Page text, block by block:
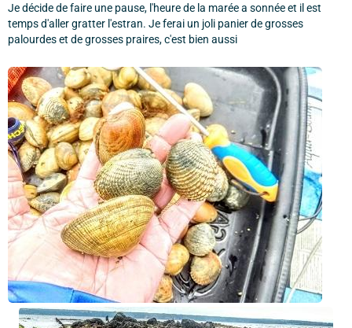
Je décide de faire une pause, l'heure de la marée a sonnée et il est
temps d'aller gratter l'estran. Je ferai un joli panier de grosses
palourdes et de grosses praires, c'est bien aussi